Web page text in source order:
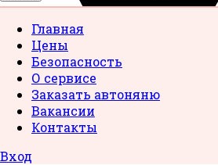
Главная
Цены
Безопасность
О сервисе
Заказать автоняню
Вакансии
Контакты
Вход